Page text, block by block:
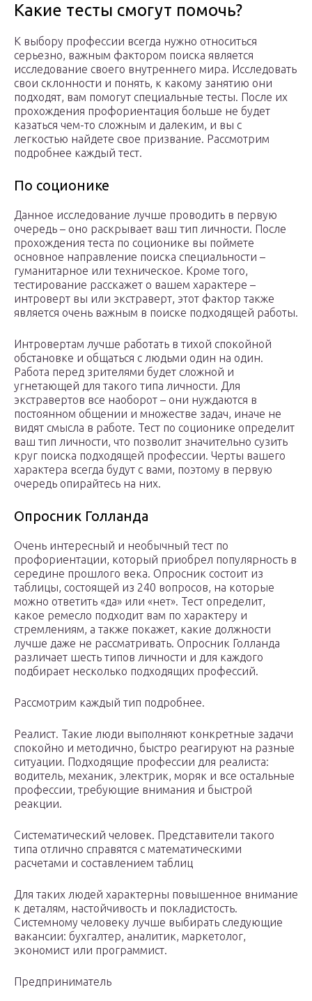
Какие тесты смогут помочь?
К выбору профессии всегда нужно относиться
серьезно, важным фактором поиска является
исследование своего внутреннего мира. Исследовать
свои склонности и понять, к какому занятию они
подходят, вам помогут специальные тесты. После их
прохождения профориентация больше не будет
казаться чем-то сложным и далеким, и вы с
легкостью найдете свое призвание. Рассмотрим
подробнее каждый тест.
По соционике
Данное исследование лучше проводить в первую
очередь – оно раскрывает ваш тип личности. После
прохождения теста по соционике вы поймете
основное направление поиска специальности –
гуманитарное или техническое. Кроме того,
тестирование расскажет о вашем характере –
интроверт вы или экстраверт, этот фактор также
является очень важным в поиске подходящей работы.
Интровертам лучше работать в тихой спокойной
обстановке и общаться с людьми один на один.
Работа перед зрителями будет сложной и
угнетающей для такого типа личности. Для
экстравертов все наоборот – они нуждаются в
постоянном общении и множестве задач, иначе не
видят смысла в работе. Тест по соционике определит
ваш тип личности, что позволит значительно сузить
круг поиска подходящей профессии. Черты вашего
характера всегда будут с вами, поэтому в первую
очередь опирайтесь на них.
Опросник Голланда
Очень интересный и необычный тест по
профориентации, который приобрел популярность в
середине прошлого века. Опросник состоит из
таблицы, состоящей из 240 вопросов, на которые
можно ответить «да» или «нет». Тест определит,
какое ремесло подходит вам по характеру и
стремлениям, а также покажет, какие должности
лучше даже не рассматривать. Опросник Голланда
различает шесть типов личности и для каждого
подбирает несколько подходящих профессий.
Рассмотрим каждый тип подробнее.
Реалист. Такие люди выполняют конкретные задачи
спокойно и методично, быстро реагируют на разные
ситуации. Подходящие профессии для реалиста:
водитель, механик, электрик, моряк и все остальные
профессии, требующие внимания и быстрой
реакции.
Систематический человек. Представители такого
типа отлично справятся с математическими
расчетами и составлением таблиц
Для таких людей характерны повышенное внимание
к деталям, настойчивость и покладистость.
Системному человеку лучше выбирать следующие
вакансии: бухгалтер, аналитик, маркетолог,
экономист или программист.
Предприниматель